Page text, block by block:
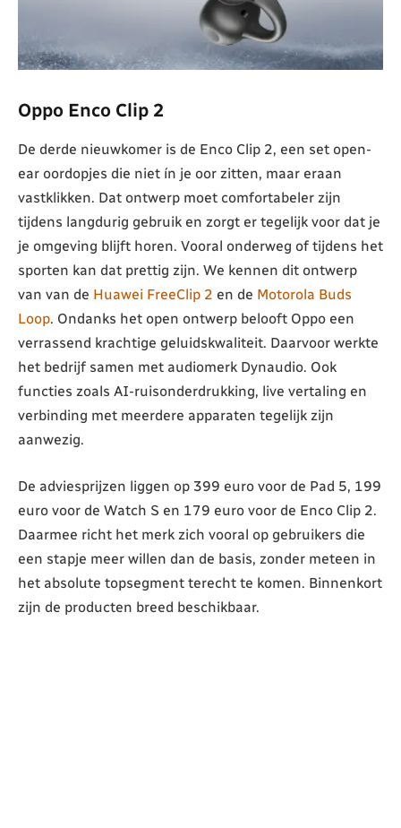
Oppo Enco Clip 2
De derde nieuwkomer is de Enco Clip 2, een set open-
ear oordopjes die niet ín je oor zitten, maar eraan
vastklikken. Dat ontwerp moet comfortabeler zijn
tijdens langdurig gebruik en zorgt er tegelijk voor dat je
je omgeving blijft horen. Vooral onderweg of tijdens het
sporten kan dat prettig zijn. We kennen dit ontwerp
van van de Huawei FreeClip 2 en de Motorola Buds
Loop. Ondanks het open ontwerp belooft Oppo een
verrassend krachtige geluidskwaliteit. Daarvoor werkte
het bedrijf samen met audiomerk Dynaudio. Ook
functies zoals AI-ruisonderdrukking, live vertaling en
verbinding met meerdere apparaten tegelijk zijn
aanwezig.
De adviesprijzen liggen op 399 euro voor de Pad 5, 199
euro voor de Watch S en 179 euro voor de Enco Clip 2.
Daarmee richt het merk zich vooral op gebruikers die
een stapje meer willen dan de basis, zonder meteen in
het absolute topsegment terecht te komen. Binnenkort
zijn de producten breed beschikbaar.